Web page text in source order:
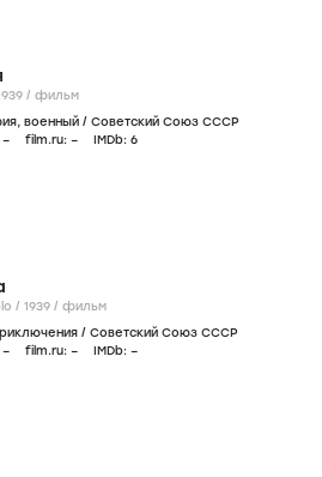
/ фильм
, военный / Советский Союз СССР
– film.ru: – IMDb: 6
Samshoblo / 1939 / фильм
/ Советский Союз СССР
– film.ru: – IMDb: –